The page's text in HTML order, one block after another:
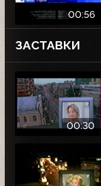
00:56
ЗАСТАВКИ
00:30